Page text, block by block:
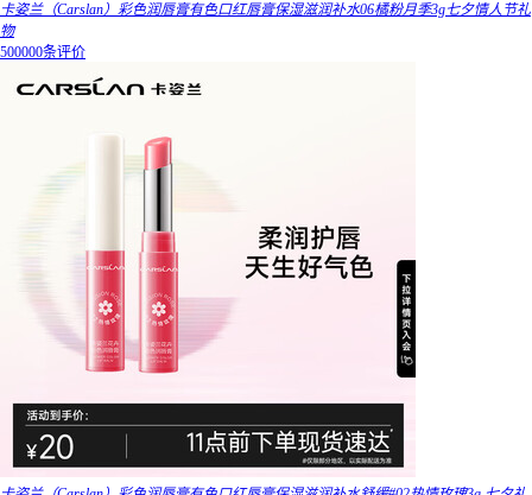
卡姿兰（Carslan）彩色润唇膏有色口红唇膏保湿滋润补水06橘粉月季3g七夕情人节礼
物
500000条评价